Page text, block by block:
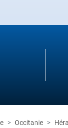
Occitanie